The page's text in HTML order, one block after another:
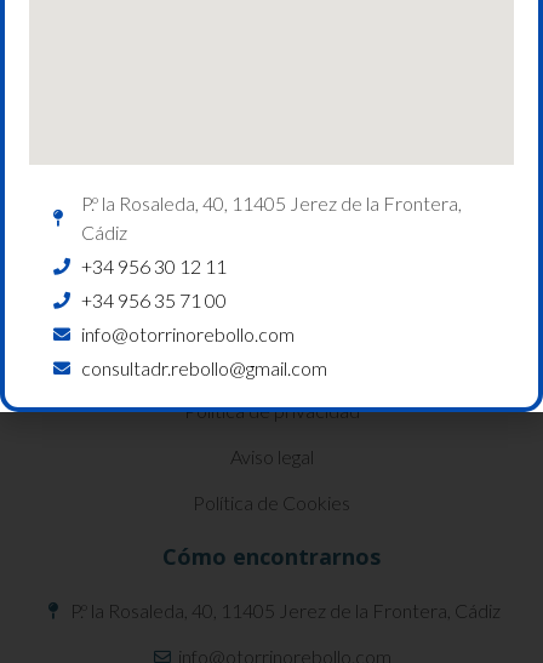
Información
Contacto
Política de privacidad
Aviso legal
Política de Cookies
Cómo encontrarnos
P.º la Rosaleda, 40, 11405 Jerez de la Frontera, Cádiz
info@otorrinorebollo.com
P.º la Rosaleda, 40, 11405 Jerez de la Frontera,
Cádiz
+34 956 30 12 11
+34 956 35 71 00
info@otorrinorebollo.com
consultadr.rebollo@gmail.com